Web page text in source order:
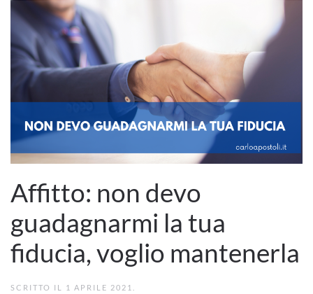
Affitto: non devo
guadagnarmi la tua
fiducia, voglio mantenerla
SCRITTO IL 1 APRILE 2021